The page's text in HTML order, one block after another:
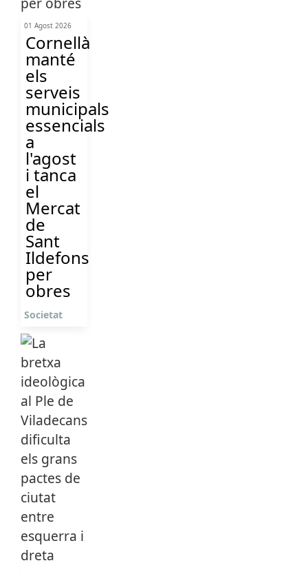
01 Agost 2026
Cornellà
manté
els
serveis
municipals
essencials
a
l'agost
i tanca
el
Mercat
de
Sant
Ildefons
per
obres
Societat